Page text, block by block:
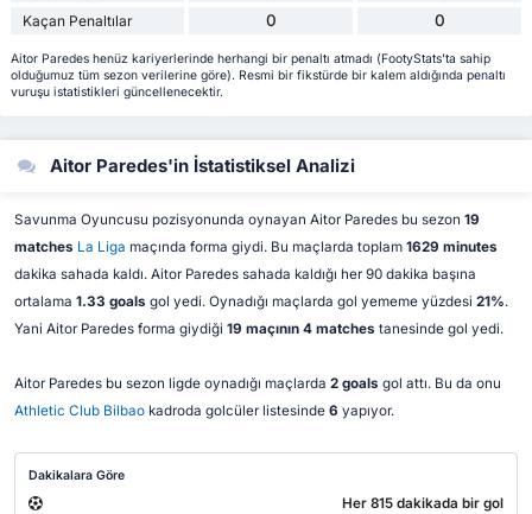
Kaçan Penaltılar 0 0
Aitor Paredes henüz kariyerlerinde herhangi bir penaltı atmadı (FootyStats'ta sahip
olduğumuz tüm sezon verilerine göre). Resmi bir fikstürde bir kalem aldığında penaltı
vuruşu istatistikleri güncellenecektir.
Aitor Paredes'in İstatistiksel Analizi
Savunma Oyuncusu pozisyonunda oynayan Aitor Paredes bu sezon 19
matches La Liga maçında forma giydi. Bu maçlarda toplam 1629 minutes
dakika sahada kaldı. Aitor Paredes sahada kaldığı her 90 dakika başına
ortalama 1.33 goals gol yedi. Oynadığı maçlarda gol yememe yüzdesi 21%.
Yani Aitor Paredes forma giydiği 19 maçının 4 matches tanesinde gol yedi.
Aitor Paredes bu sezon ligde oynadığı maçlarda 2 goals gol attı. Bu da onu
Athletic Club Bilbaokadroda golcüler listesinde 6 yapıyor.
Dakikalara Göre
Her 815 dakikada bir gol